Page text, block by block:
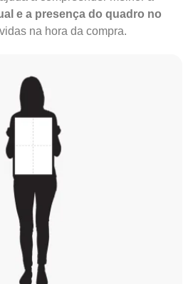
e a presença do quadro no
na hora da compra.